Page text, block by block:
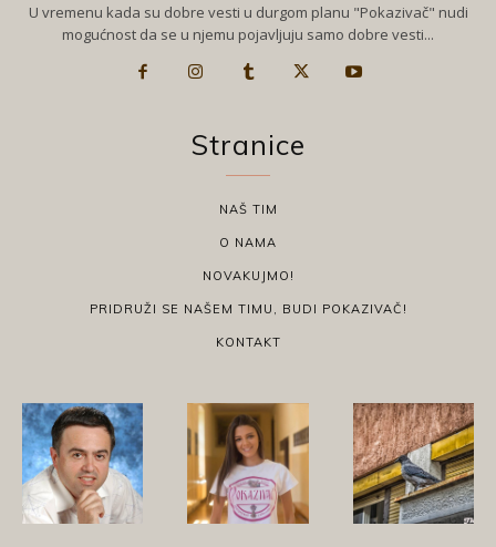
U vremenu kada su dobre vesti u durgom planu "Pokazivač" nudi
mogućnost da se u njemu pojavljuju samo dobre vesti...
Stranice
NAŠ TIM
O NAMA
NOVAKUJMO!
PRIDRUŽI SE NAŠEM TIMU, BUDI POKAZIVAČ!
KONTAKT